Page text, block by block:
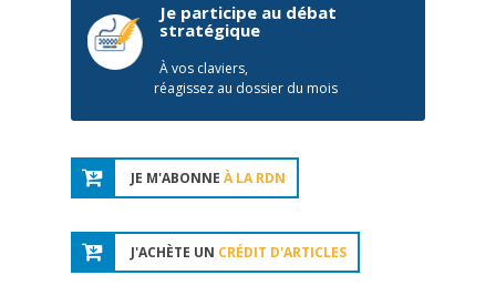
Je participe au débat
stratégique
À vos claviers,
réagissez au dossier du mois
JE M'ABONNE À LA RDN
J'ACHÈTE UN CRÉDIT D'ARTICLES